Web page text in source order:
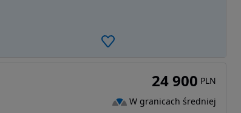
24 900 PLN
W granicach średniej